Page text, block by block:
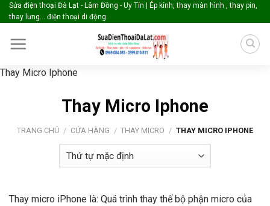
Skip
to
content
Sửa điện thoại Đà Lạt - Lâm Đồng - Uy Tín | Ép kính, thay màn hình , thay pin,
thay lưng... điện thoại di động.
Thay Micro Iphone
Thay Micro Iphone
TRANG CHỦ / CỬA HÀNG / THAY MICRO / THAY MICRO IPHONE
Thay micro iPhone là: Quá trình thay thế bộ phận micro của